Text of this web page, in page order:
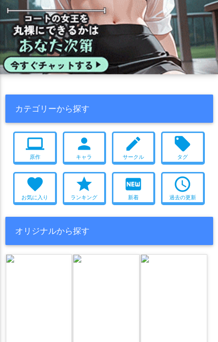
カテゴリーから探す
computer
原作
person
キャラ
create
サークル
local_offer
タグ
favorite
お気に入り
star
ランキング
fiber_new
新着
access_time
過去の更新
オリジナルから探す